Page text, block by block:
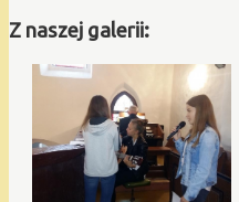
Z naszej galerii: